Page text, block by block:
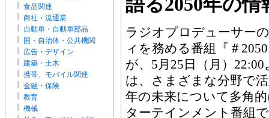
食品関連
商社・流通業
自動車・自動車部品
国・自治体・公共機関
広告・デザイン
建築・土木
携帯、モバイル関連
金融・保険
教育
機械
語る2050年の情
ラジオプロデューサー
ィを務める番組『＃
が、5月25日（月）
は、さまざまな分野で
年の未来について多角
ターテインメント番組